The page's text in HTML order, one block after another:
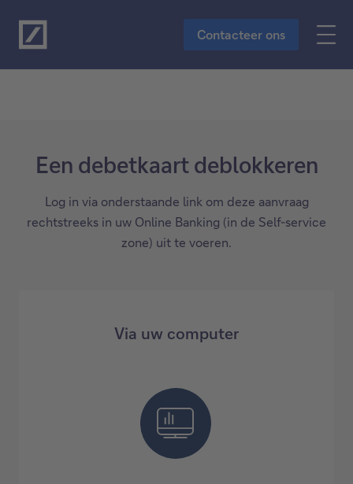
Naar de hoofdinhoud
Contacteer ons
Een debetkaart deblokkeren
Log in via onderstaande link om deze aanvraag
rechtstreeks in uw Online Banking (in de Self-service
zone) uit te voeren.
Via uw computer